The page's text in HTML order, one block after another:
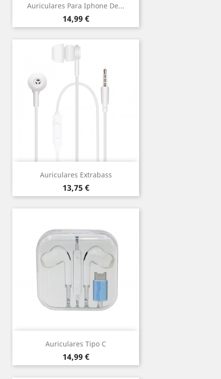
Auriculares Para Iphone De...
Precio
14,99 €
Auriculares Extrabass
Precio
13,75 €
Auriculares Tipo C
Precio
14,99 €